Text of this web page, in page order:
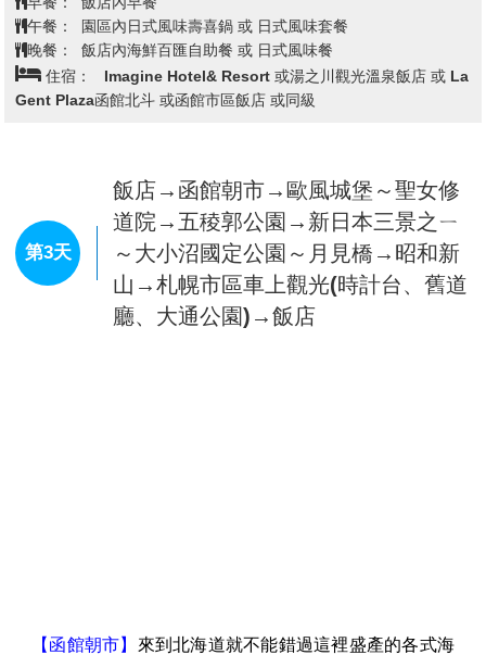
演出等。
備註：若遇到登別尼克斯海洋公園休館，則此行程改走
【登別伊達時代村】 或是 【登別熊牧場】。 (因景點定
休日不同會做調整)
榮時期的面貌，作為函館灣區域的象徵之一，金森紅磚
倉庫將一直見證函館的歷史變遷，不斷給訪遊這裡的人
們留下難以忘懷的美好回憶。
【函館山夜景】來函館旅遊之餘千萬不能錯過函館山的
夜景受惠於兩側為海的地形之利，站在函館山的山頂即
可飽覽與義大利拿坡里（那不勒斯）、香港並稱世界三
大夜景之一，宛如寶石般璀璨動人的函館夜景，美的讓
午餐：
園區內日式風味壽喜鍋 或 日式風味套餐
晚餐：
飯店內海鮮百匯自助餐 或 日式風味餐
住宿：
Imagine Hotel& Resort 或湯之川觀光溫泉飯店 或 La
Gent Plaza函館北斗 或函館市區飯店 或同級
第3天
飯店→函館朝市→歐風城堡～聖女修
道院→五稜郭公園→新日本三景之ㄧ
～大小沼國定公園～月見橋→昭和新
山→札幌市區車上觀光(時計台、舊道
廳、大通公園)→飯店
【函館朝市】 來到北海道就不能錯過這裡盛產的各式海